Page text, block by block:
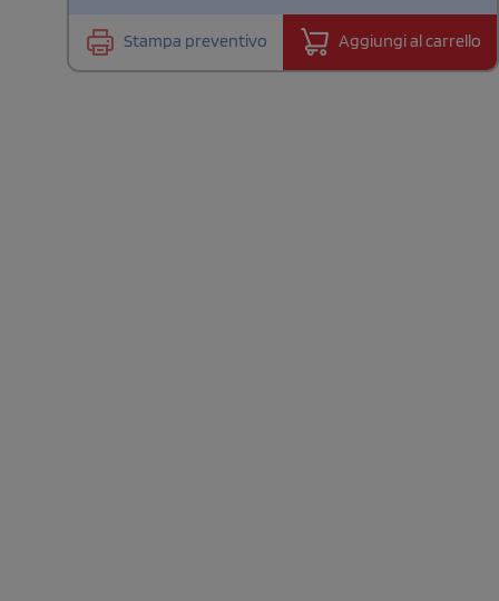
Stampa preventivo Aggiungi al carrello